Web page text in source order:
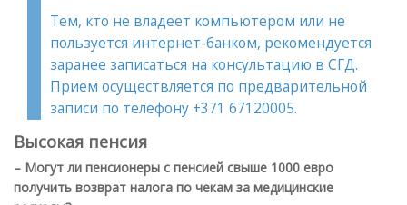
Тем, кто не владеет компьютером или не
пользуется интернет-банком, рекомендуется
заранее записаться на консультацию в СГД.
Прием осуществляется по предварительной
записи по телефону +371 67120005.
Высокая пенсия
– Могут ли пенсионеры с пенсией свыше 1000 евро
получить возврат налога по чекам за медицинские